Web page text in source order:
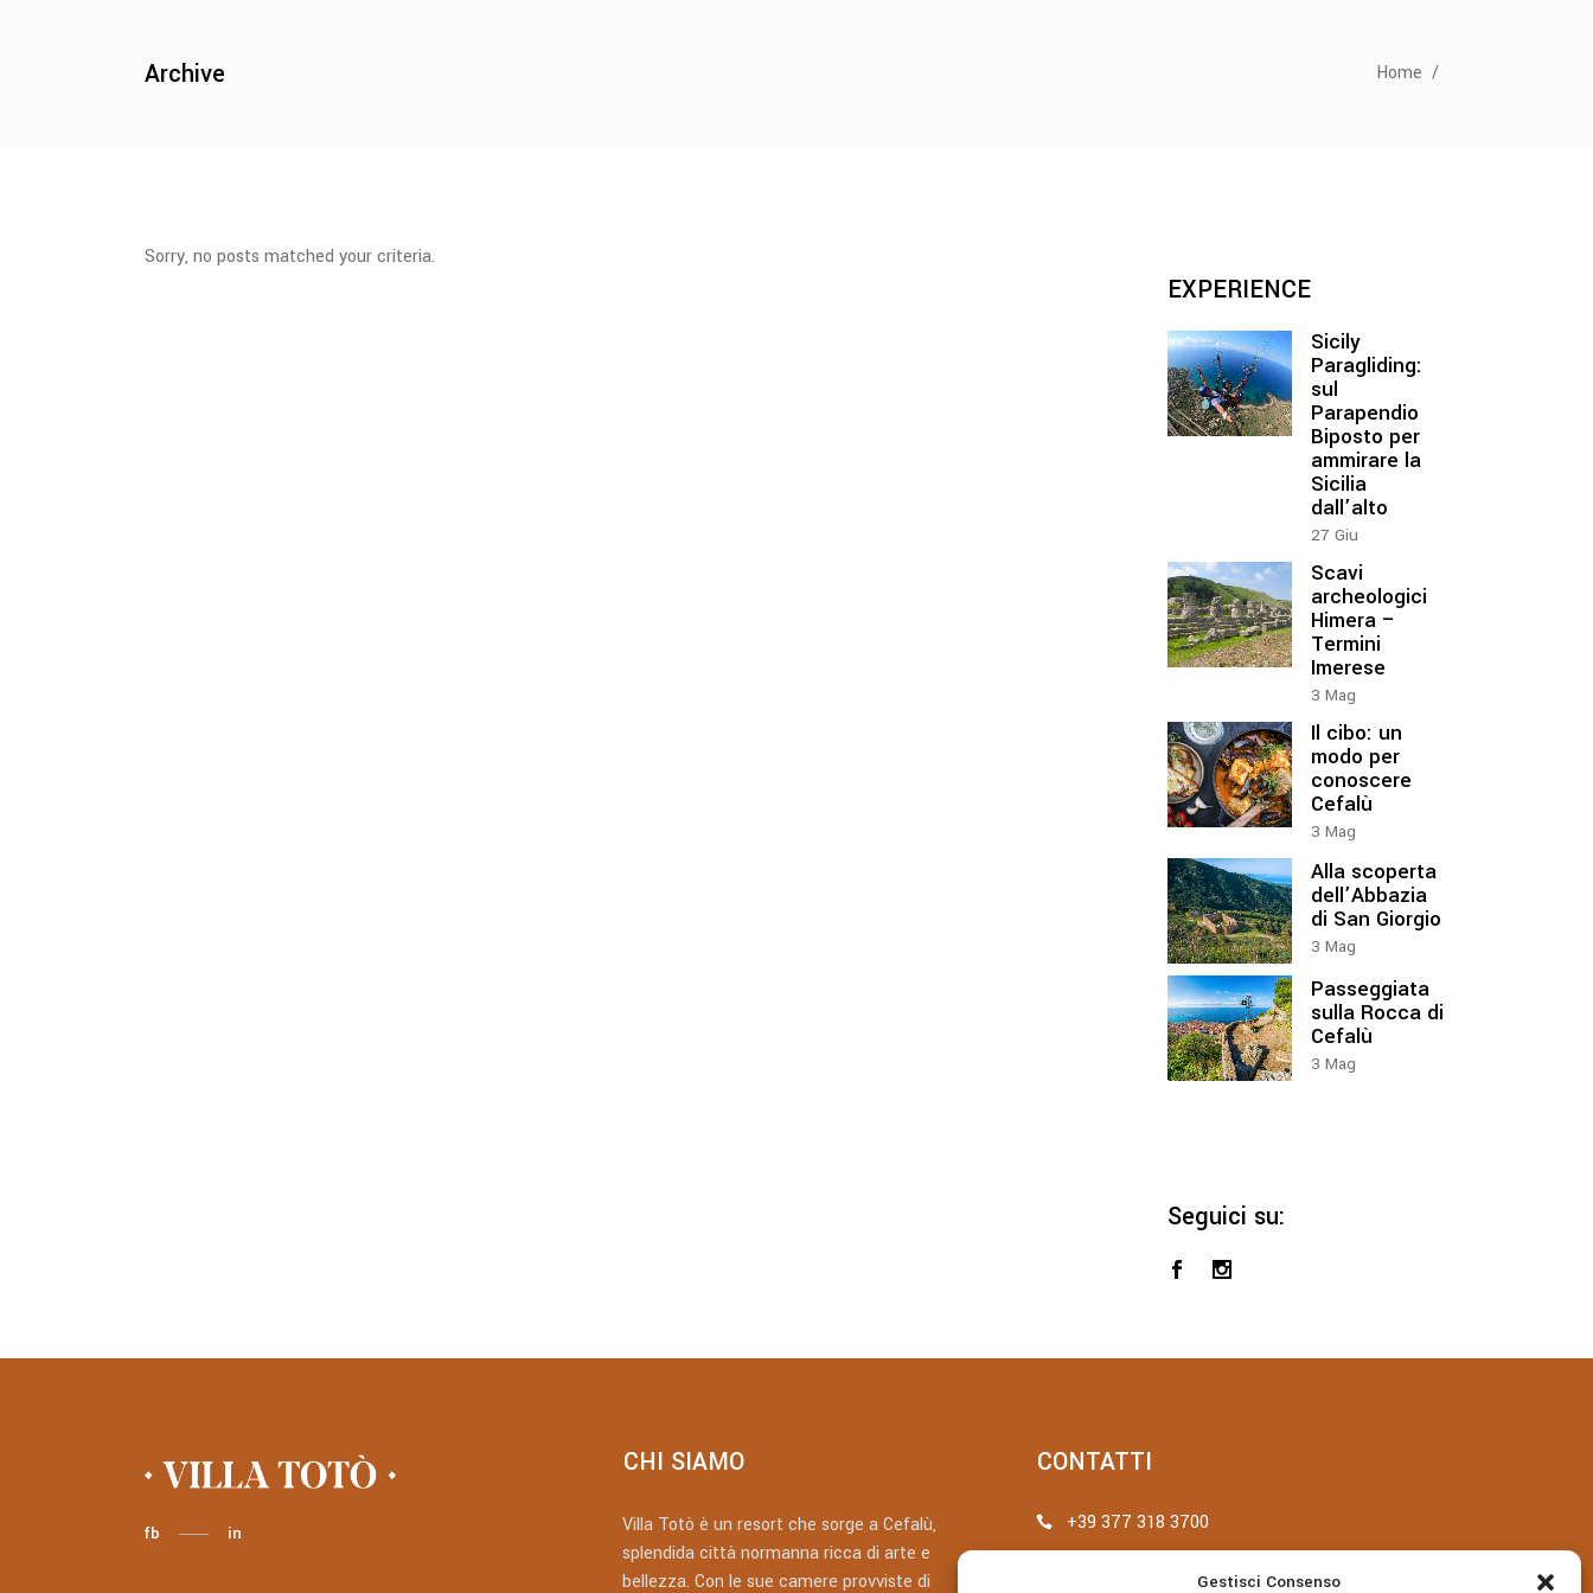
Gestisci Consenso
Archive Home /
Sorry, no posts matched your criteria.
EXPERIENCE
Sicily
Paragliding:
sul
Parapendio
Biposto per
ammirare la
Sicilia
dall’alto
27 Giu
Scavi
archeologici
Himera –
Termini
Imerese
3 Mag
Il cibo: un
modo per
conoscere
Cefalù
3 Mag
Alla scoperta
dell’Abbazia
di San Giorgio
3 Mag
Passeggiata
sulla Rocca di
Cefalù
3 Mag
Seguici su:
fb in
CHI SIAMO
Villa Totò è un resort che sorge a Cefalù,
splendida città normanna ricca di arte e
bellezza. Con le sue camere provviste di
CONTATTI
+39 377 318 3700